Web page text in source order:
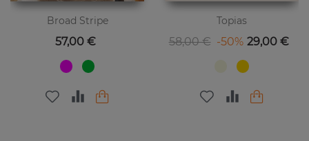
Broad Stripe
Цена
57,00 €
Topias
Базовая цена
58,00 € -50%
Цена 29,00 €